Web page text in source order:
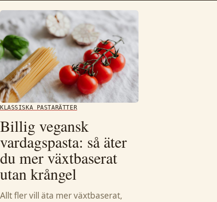
KLASSISKA PASTARÄTTER
Billig vegansk
vardagspasta: så äter
du mer växtbaserat
utan krångel
Allt fler vill äta mer växtbaserat,